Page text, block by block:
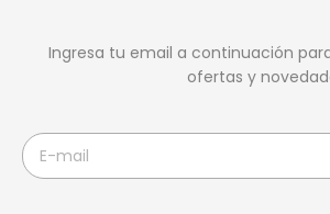
Ingresa tu email a continuación
ofertas y